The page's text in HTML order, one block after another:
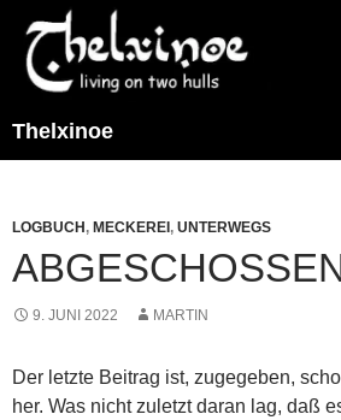
Thelxinoe
LOGBUCH , MECKEREI , UNTERWEGS
9. JUNI 2022 MARTIN
Der letzte Beitrag ist, zugegeben,
her. Was nicht zuletzt daran lag, daß